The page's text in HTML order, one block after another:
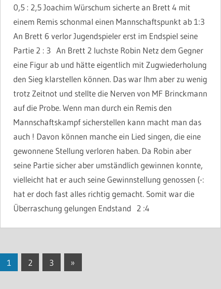
0,5 : 2,5 Joachim Würschum sicherte an Brett 4 mit
einem Remis schonmal einen Mannschaftspunkt ab 1:3
An Brett 6 verlor Jugendspieler erst im Endspiel seine
Partie 2 : 3 An Brett 2 luchste Robin Netz dem Gegner
eine Figur ab und hätte eigentlich mit Zugwiederholung
den Sieg klarstellen können. Das war Ihm aber zu wenig
trotz Zeitnot und stellte die Nerven von MF Brinckmann
auf die Probe. Wenn man durch ein Remis den
Mannschaftskampf sicherstellen kann macht man das
auch ! Davon können manche ein Lied singen, die eine
gewonnene Stellung verloren haben. Da Robin aber
seine Partie sicher aber umständlich gewinnen konnte,
vielleicht hat er auch seine Gewinnstellung genossen (-:
hat er doch fast alles richtig gemacht. Somit war die
Überraschung gelungen Endstand 2 :4
Seitennummerierung
1 2 3
Nächste
»